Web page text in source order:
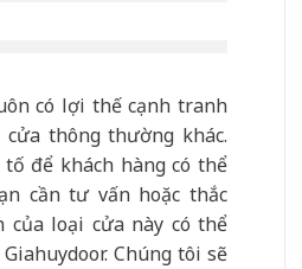
có lợi thế cạnh tranh
thông thường khác.
để khách hàng có thể
cần tư vấn hoặc thắc
của loại cửa này có thể
Chúng tôi sẽ